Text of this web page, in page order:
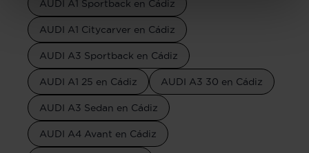
AUDI A1 Sportback en Cádiz
AUDI A1 Citycarver en Cádiz
AUDI A3 Sportback en Cádiz
AUDI A1 25 en Cádiz AUDI A3 30 en Cádiz
AUDI A3 Sedan en Cádiz
AUDI A4 Avant en Cádiz